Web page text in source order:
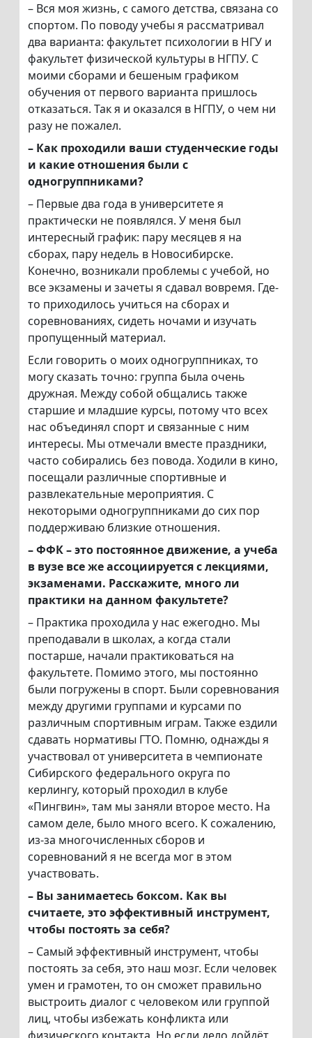
– Вся моя жизнь, с самого детства, связана со
спортом. По поводу учебы я рассматривал
два варианта: факультет психологии в НГУ и
факультет физической культуры в НГПУ. С
моими сборами и бешеным графиком
обучения от первого варианта пришлось
отказаться. Так я и оказался в НГПУ, о чем ни
разу не пожалел.
– Как проходили ваши студенческие годы
и какие отношения были с
одногруппниками?
– Первые два года в университете я
практически не появлялся. У меня был
интересный график: пару месяцев я на
сборах, пару недель в Новосибирске.
Конечно, возникали проблемы с учебой, но
все экзамены и зачеты я сдавал вовремя. Где-
то приходилось учиться на сборах и
соревнованиях, сидеть ночами и изучать
пропущенный материал.
Если говорить о моих одногруппниках, то
могу сказать точно: группа была очень
дружная. Между собой общались также
старшие и младшие курсы, потому что всех
нас объединял спорт и связанные с ним
интересы. Мы отмечали вместе праздники,
часто собирались без повода. Ходили в кино,
посещали различные спортивные и
развлекательные мероприятия. С
некоторыми одногруппниками до сих пор
поддерживаю близкие отношения.
– ФФК – это постоянное движение, а учеба
в вузе все же ассоциируется с лекциями,
экзаменами. Расскажите, много ли
практики на данном факультете?
– Практика проходила у нас ежегодно. Мы
преподавали в школах, а когда стали
постарше, начали практиковаться на
факультете. Помимо этого, мы постоянно
были погружены в спорт. Были соревнования
между другими группами и курсами по
различным спортивным играм. Также ездили
сдавать нормативы ГТО. Помню, однажды я
участвовал от университета в чемпионате
Сибирского федерального округа по
керлингу, который проходил в клубе
«Пингвин», там мы заняли второе место. На
самом деле, было много всего. К сожалению,
из-за многочисленных сборов и
соревнований я не всегда мог в этом
участвовать.
– Вы занимаетесь боксом. Как вы
считаете, это эффективный инструмент,
чтобы постоять за себя?
– Самый эффективный инструмент, чтобы
постоять за себя, это наш мозг. Если человек
умен и грамотен, то он сможет правильно
выстроить диалог с человеком или группой
лиц, чтобы избежать конфликта или